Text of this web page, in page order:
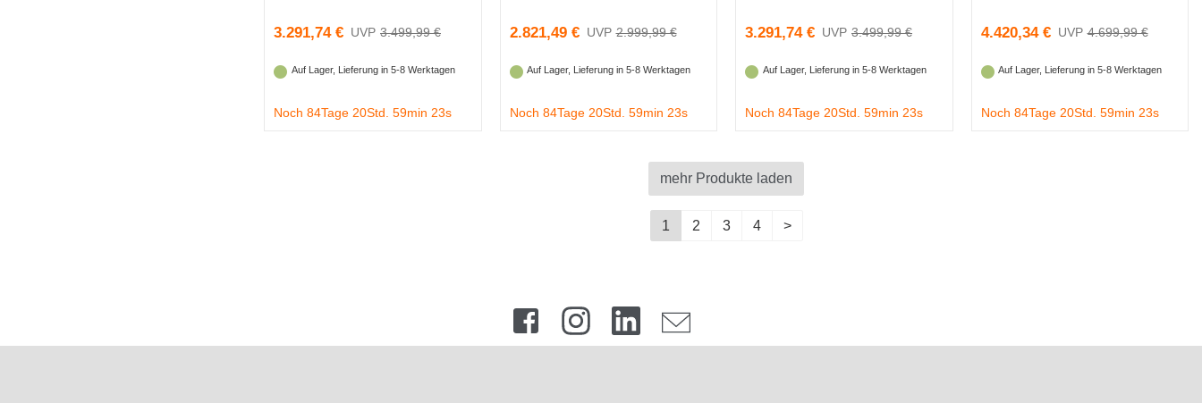
3.291,74 € 3.499,99 €
Auf Lager, Lieferung in 5-8 Werktagen
Noch 84Tage 20Std. 59min 22s
2.821,49 € 2.999,99 €
Auf Lager, Lieferung in 5-8 Werktagen
Noch 84Tage 20Std. 59min 22s
3.291,74 € 3.499,99 €
Auf Lager, Lieferung in 5-8 Werktagen
Noch 84Tage 20Std. 59min 22s
4.420,34 € 4.699,99 €
Auf Lager, Lieferung in 5-8 Werktagen
Noch 84Tage 20Std. 59min 22s
mehr Produkte laden
1 2 3 4 >